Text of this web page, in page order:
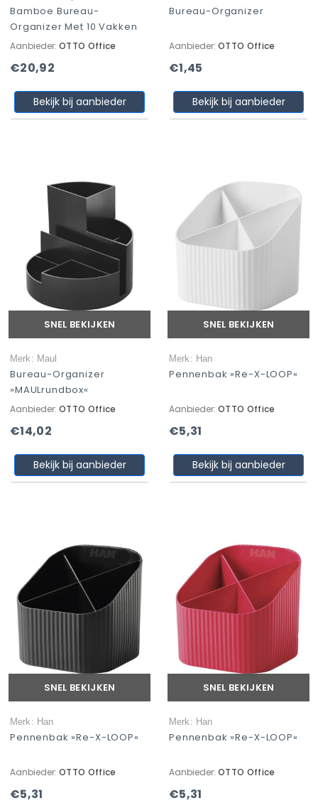
Bamboe Bureau-
Organizer Met 10 Vakken
Aanbieder: OTTO Office
€20,92
Bekijk bij aanbieder
Bureau-Organizer
Aanbieder: OTTO Office
€1,45
Bekijk bij aanbieder
SNEL BEKIJKEN
Merk: Maul
Bureau-Organizer
»MAULrundbox«
Aanbieder: OTTO Office
€14,02
Bekijk bij aanbieder
SNEL BEKIJKEN
Merk: Han
Pennenbak »Re-X-LOOP«
Aanbieder: OTTO Office
€5,31
Bekijk bij aanbieder
SNEL BEKIJKEN
Merk: Han
Pennenbak »Re-X-LOOP«
Aanbieder: OTTO Office
€5,31
SNEL BEKIJKEN
Merk: Han
Pennenbak »Re-X-LOOP«
Aanbieder: OTTO Office
€5,31